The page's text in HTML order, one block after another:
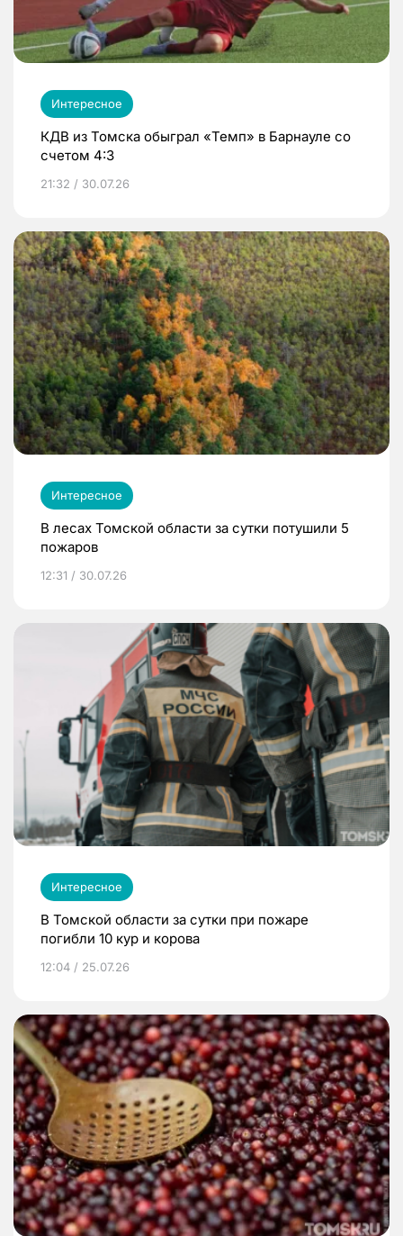
Интересное
КДВ из Томска обыграл «Темп» в Барнауле со
счетом 4:3
21:32 / 30.07.26
Интересное
В лесах Томской области за сутки потушили 5
пожаров
12:31 / 30.07.26
Интересное
В Томской области за сутки при пожаре
погибли 10 кур и корова
12:04 / 25.07.26